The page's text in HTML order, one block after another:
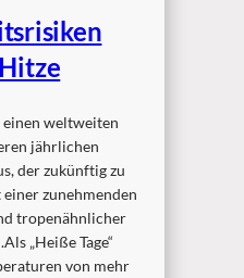
einen weltweiten
jährlichen
der zukünftig zu
zunehmenden
tropenähnlicher
„Heiße Tage“
von mehr